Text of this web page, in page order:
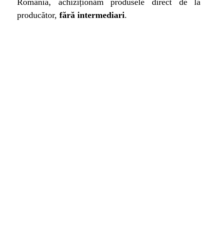
România, achiziționăm produsele direct de la
producător, fără intermediari.